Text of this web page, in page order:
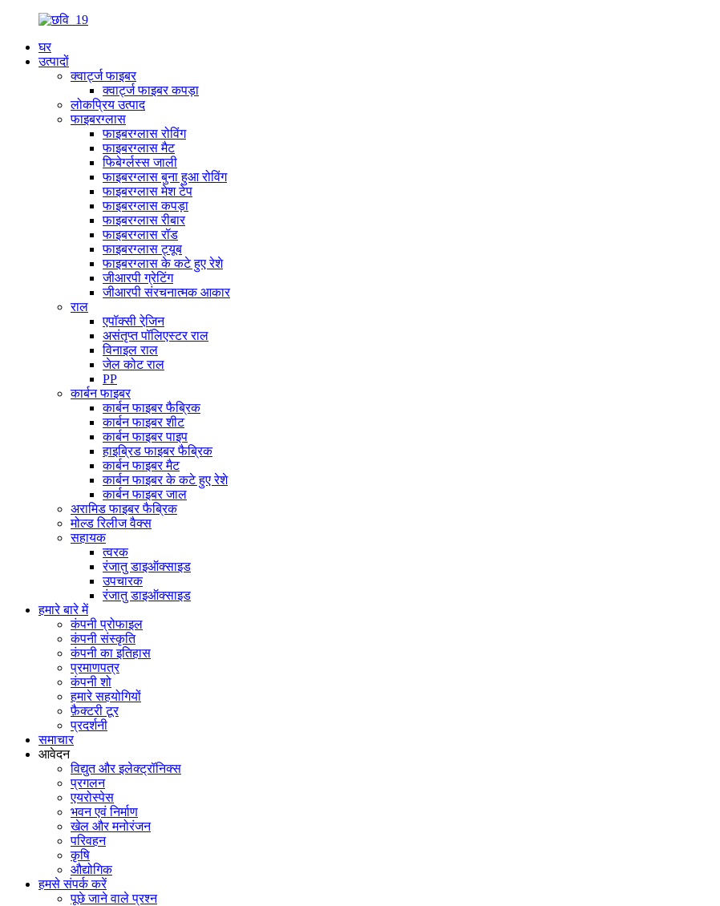
घर
उत्पादों
क्वार्ट्ज फाइबर
क्वार्ट्ज फाइबर कपड़ा
लोकप्रिय उत्पाद
फाइबरग्लास
फाइबरग्लास रोविंग
फाइबरग्लास मैट
फिबेर्ग्लस्स जाली
फाइबरग्लास बुना हुआ रोविंग
फाइबरग्लास मेश टेप
फाइबरग्लास कपड़ा
फाइबरग्लास रीबार
फाइबरग्लास रॉड
फाइबरग्लास ट्यूब
फाइबरग्लास के कटे हुए रेशे
जीआरपी ग्रेटिंग
जीआरपी संरचनात्मक आकार
राल
एपॉक्सी रेजि़न
असंतृप्त पॉलिएस्टर राल
विनाइल राल
जेल कोट राल
PP
कार्बन फाइबर
कार्बन फाइबर फैब्रिक
कार्बन फाइबर शीट
कार्बन फाइबर पाइप
हाइब्रिड फाइबर फैब्रिक
कार्बन फाइबर मैट
कार्बन फाइबर के कटे हुए रेशे
कार्बन फाइबर जाल
अरामिड फाइबर फैब्रिक
मोल्ड रिलीज वैक्स
सहायक
त्वरक
रंजातु डाइऑक्साइड
उपचारक
रंजातु डाइऑक्साइड
हमारे बारे में
कंपनी प्रोफाइल
कंपनी संस्कृति
कंपनी का इतिहास
प्रमाणपत्र
कंपनी शो
हमारे सहयोगियों
फ़ैक्टरी टूर
प्रदर्शनी
समाचार
आवेदन
विद्युत और इलेक्ट्रॉनिक्स
प्रगलन
एयरोस्पेस
भवन एवं निर्माण
खेल और मनोरंजन
परिवहन
कृषि
औद्योगिक
हमसे संपर्क करें
पूछे जाने वाले प्रश्न